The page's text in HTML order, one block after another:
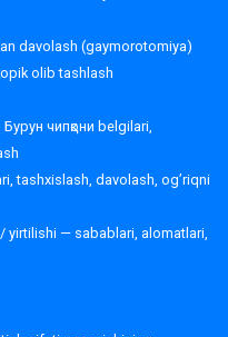
davolash (gaymorotomiya)
olib tashlash
чипқони belgilari,
tashxislash, davolash, og’riqni
yirtilishi — sabablari, alomatlari,